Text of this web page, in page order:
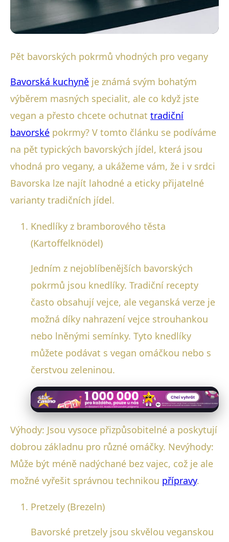
Bavorské vegetariánské a veganské recepty
Tradičních Bavorských Pokrmů
16. 10. 2025· 4 min čtení · Autor: Jana Falknerová
Pět bavorských pokrmů vhodných pro vegany
Bavorská kuchyně je známá svým bohatým
výběrem masných specialit, ale co když jste
vegan a přesto chcete ochutnat tradiční
bavorské pokrmy? V tomto článku se podíváme
na pět typických bavorských jídel, která jsou
vhodná pro vegany, a ukážeme vám, že i v srdci
Bavorska lze najít lahodné a eticky přijatelné
varianty tradičních jídel.
Knedlíky z bramborového těsta
(Kartoffelknödel)
Jedním z nejoblíbenějších bavorských
pokrmů jsou knedlíky. Tradiční recepty
často obsahují vejce, ale veganská verze je
možná díky nahrazení vejce strouhankou
nebo lněnými semínky. Tyto knedlíky
můžete podávat s vegan omáčkou nebo s
čerstvou zeleninou.
Výhody: Jsou vysoce přizpůsobitelné a poskytují
dobrou základnu pro různé omáčky. Nevýhody:
Může být méně nadýchané bez vajec, což je ale
možné vyřešit správnou technikou přípravy.
Pretzely (Brezeln)
Bavorské pretzely jsou skvělou veganskou